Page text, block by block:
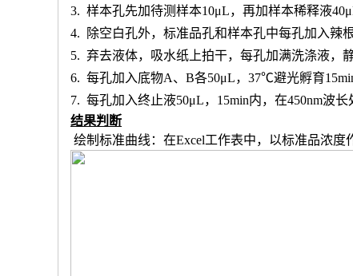
3. 样本孔先加待测样本10μL，再加样本稀释液4
4.
除空白孔外， 标准品孔和样本孔中每孔加入辣
5. 弃去液体，吸水纸上拍干，每孔加满洗涤液，
6. 每孔加入底物A、B各50μL，37℃避光孵育15min
7. 每孔加入终止液50μL，15min内，在450nm波长
结果判断
绘制标准曲线：在Excel工作表中，以标准品浓度